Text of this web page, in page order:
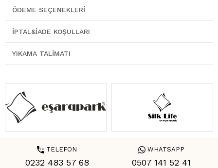
ÖDEME SEÇENEKLERI
İPTAL&İADE KOŞULLARI
YIKAMA TALIMATI
TELEFON
0232 483 57 68
WHATSAPP
0507 141 52 41